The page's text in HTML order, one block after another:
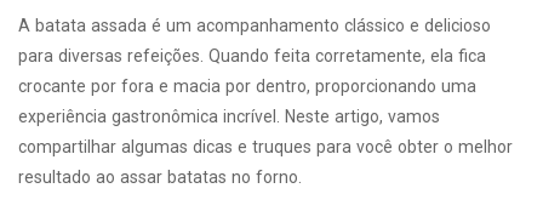
A batata assada é um acompanhamento clássico e delicioso
para diversas refeições. Quando feita corretamente, ela fica
crocante por fora e macia por dentro, proporcionando uma
experiência gastronômica incrível. Neste artigo, vamos
compartilhar algumas dicas e truques para você obter o melhor
resultado ao assar batatas no forno.